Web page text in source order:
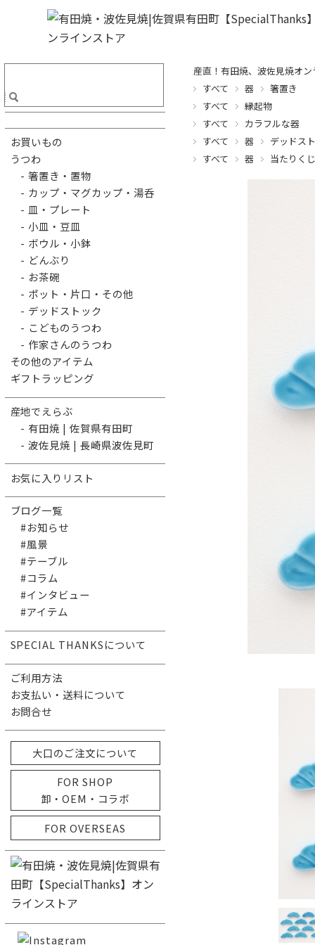
産直！有田焼、波佐見焼オン
すべて
器
箸置き
すべて
縁起物
すべて
カラフルな器
すべて
器
デッドス
すべて
器 当たりく
お買いもの
うつわ
- 箸置き・置物
- カップ・マグカップ・湯呑
- 皿・プレート
- 小皿・豆皿
- ボウル・小鉢
- どんぶり
- お茶碗
- ポット・片口・その他
- デッドストック
- こどものうつわ
- 作家さんのうつわ
その他のアイテム
ギフトラッピング
産地でえらぶ
- 有田焼 | 佐賀県有田町
- 波佐見焼 | 長崎県波佐見町
お気に入りリスト
ブログ一覧
#お知らせ
#風景
#テーブル
#コラム
#インタビュー
#アイテム
SPECIAL THANKSについて
ご利用方法
お支払い・送料について
お問合せ
大口のご注文について
FOR SHOP
卸・OEM・コラボ
FOR OVERSEAS